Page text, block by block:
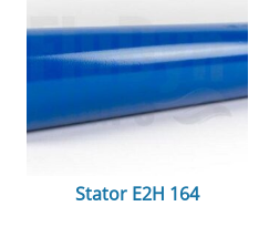
Stator E2H 164